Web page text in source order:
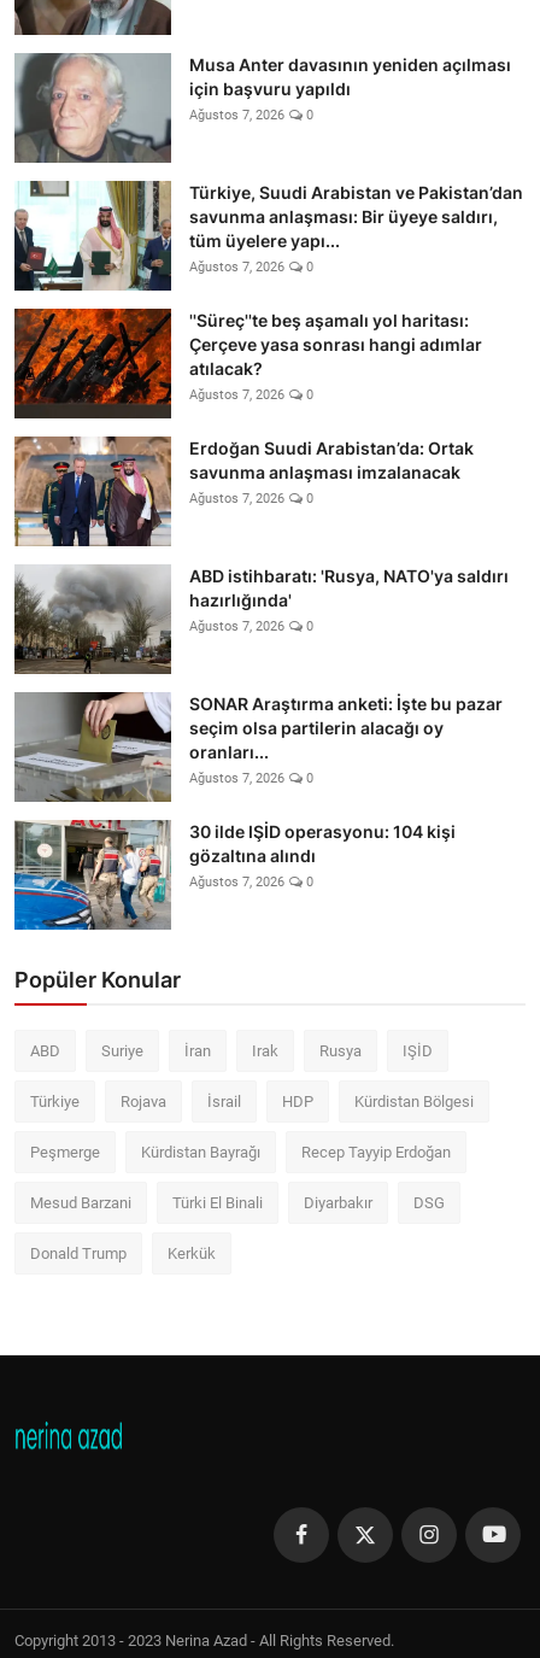
Musa Anter davasının yeniden açılması
için başvuru yapıldı
Ağustos 7, 2026 0
Türkiye, Suudi Arabistan ve Pakistan’dan
savunma anlaşması: Bir üyeye saldırı,
tüm üyelere yapı...
Ağustos 7, 2026 0
''Süreç''te beş aşamalı yol haritası:
Çerçeve yasa sonrası hangi adımlar
atılacak?
Ağustos 7, 2026 0
Erdoğan Suudi Arabistan’da: Ortak
savunma anlaşması imzalanacak
Ağustos 7, 2026 0
ABD istihbaratı: 'Rusya, NATO'ya saldırı
hazırlığında'
Ağustos 7, 2026 0
SONAR Araştırma anketi: İşte bu pazar
seçim olsa partilerin alacağı oy
oranları...
Ağustos 7, 2026 0
30 ilde IŞİD operasyonu: 104 kişi
gözaltına alındı
Ağustos 7, 2026 0
Popüler Konular
ABD Suriye İran Irak Rusya IŞİD
Türkiye Rojava İsrail HDP Kürdistan Bölgesi
Peşmerge Kürdistan Bayrağı Recep Tayyip Erdoğan
Mesud Barzani Türki El Binali Diyarbakır DSG
Donald Trump Kerkük
Copyright 2013 - 2023 Nerina Azad - All Rights Reserved.